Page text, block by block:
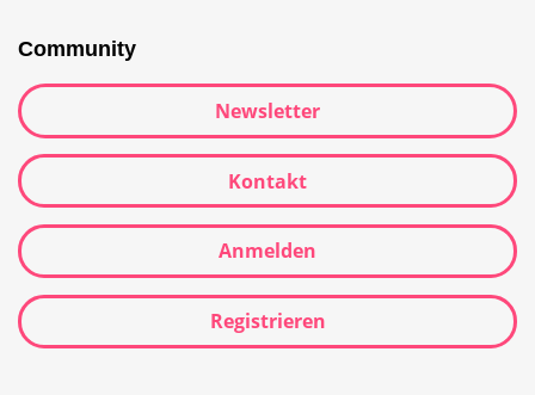
Community
Newsletter
Kontakt
Anmelden
Registrieren